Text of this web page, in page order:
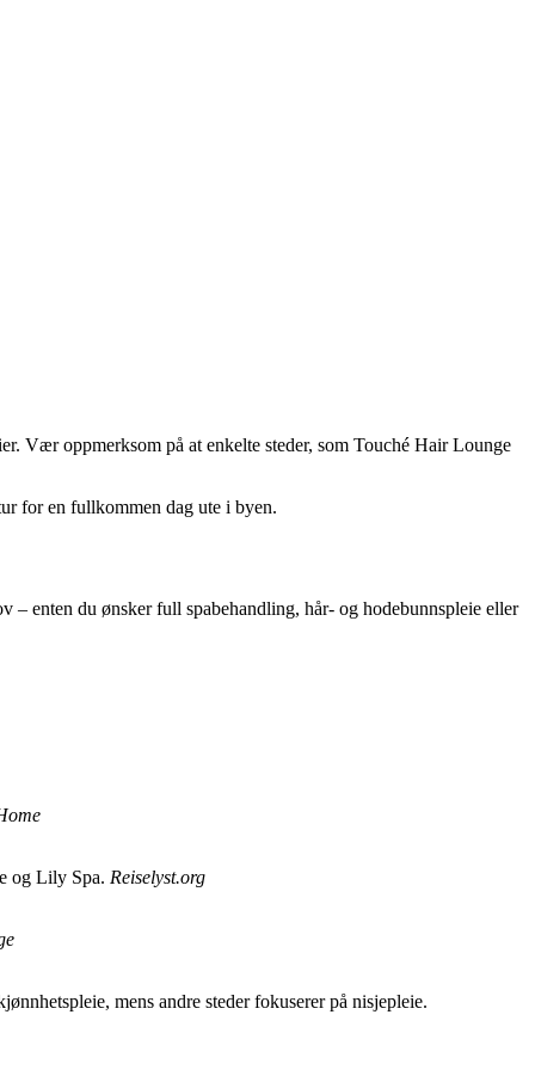
Vær oppmerksom på at enkelte steder, som Touché Hair Lounge
for en fullkommen dag ute i byen.
– enten du ønsker full spabehandling, hår- og hodebunnspleie eller
og Lily Spa. Reiselyst.org
mens andre steder fokuserer på nisjepleie.